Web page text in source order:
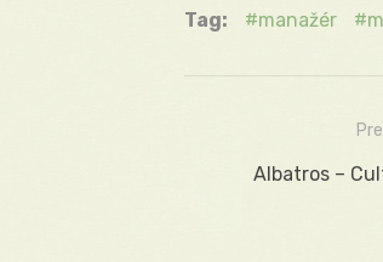
Tag: manažér
Navigácia
Previous
Albatros –